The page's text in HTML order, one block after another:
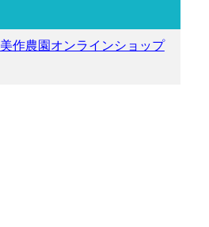
美作農園オンラインショップ